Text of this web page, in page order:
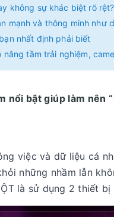
không sự khác biệt rõ rệt?
mạnh và thông minh như
nhất định phải biết
tầm trải nghiệm,
nổi bật giúp làm nên
việc và dữ liệu cá
những nhầm lẫn
là sử dụng 2 thiết